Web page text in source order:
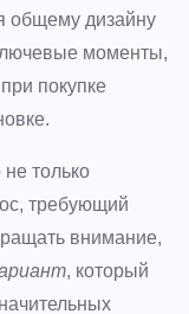
общему дизайну
моменты,
покупке
только
требующий
внимание,
, который